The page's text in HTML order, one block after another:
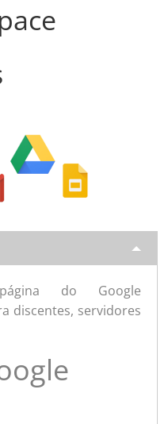
do Google
discentes, servidores